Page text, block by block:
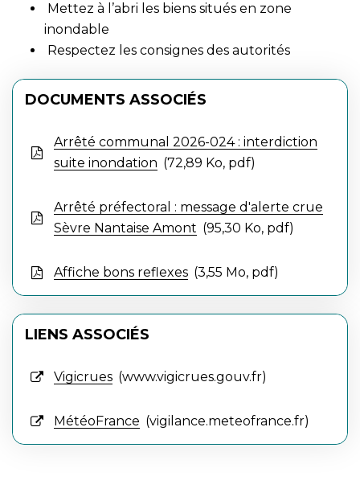
Mettez à l’abri les biens situés en zone
inondable
Respectez les consignes des autorités
DOCUMENTS ASSOCIÉS
Arrêté communal 2026-024 : interdiction
suite inondation
72,89 Ko, pdf
Arrêté préfectoral : message d'alerte crue
Sèvre Nantaise Amont
95,30 Ko, pdf
Affiche bons reflexes 3,55 Mo, pdf
LIENS ASSOCIÉS
Vigicrues www.vigicrues.gouv.fr
MétéoFrance vigilance.meteofrance.fr